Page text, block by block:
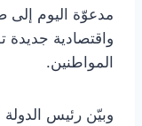
مدعوّة اليوم إلى
واقتصادية
المواطنين.
وبيّن رئيس الدولة